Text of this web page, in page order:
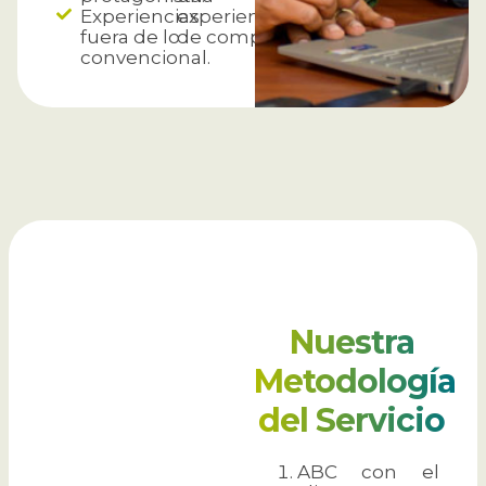
Experiencias
fuera de lo
convencional.
experiencia
de compra.
Nuestra
Metodología
delServicio
ABC con el